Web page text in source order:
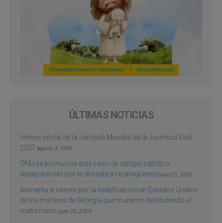
ÚLTIMAS NOTICIAS
Himno oficial de la Jornada Mundial de la Juventud Seúl
2027 agosto 3, 2026
ONU se pronuncia ante caso de obispo católico
desaparecido por la dictadura nicaragüense julio 25, 2026
Aumenta el interés por la beatificación en Estados Unidos
de los mártires de Georgia que murieron defendiendo el
matrimonio julio 25, 2026